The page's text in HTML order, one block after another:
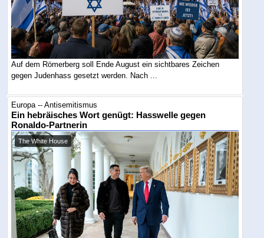
Auf dem Römerberg soll Ende August ein sichtbares Zeichen
gegen Judenhass gesetzt werden. Nach ...
Europa -- Antisemitismus
Ein hebräisches Wort genügt: Hasswelle gegen
Ronaldo-Partnerin
The White House